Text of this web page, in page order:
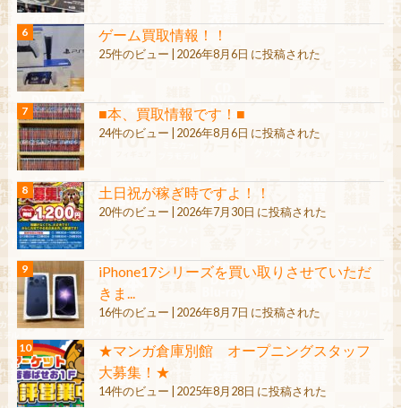
ゲーム買取情報！！
25件のビュー 2026年8月6日 に投稿された
■本、買取情報です！■
24件のビュー 2026年8月6日 に投稿された
土日祝が稼ぎ時ですよ！！
20件のビュー 2026年7月30日 に投稿された
iPhone17シリーズを買い取りさせていただ
きま...
16件のビュー 2026年8月7日 に投稿された
★マンガ倉庫別館 オープニングスタッフ
大募集！★
14件のビュー 2025年8月28日 に投稿された